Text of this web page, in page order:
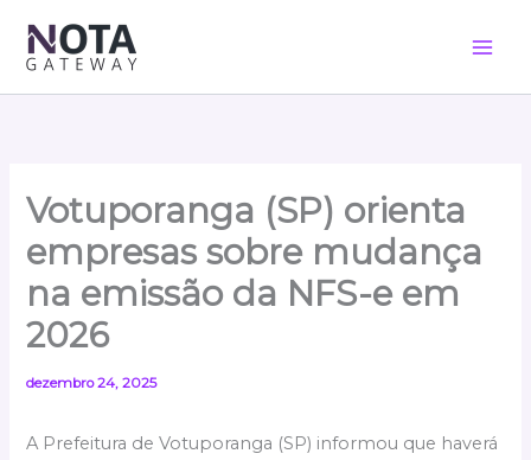
para
conteúdo
Votuporanga (SP) orienta
empresas sobre mudança
na emissão da NFS-e em
2026
dezembro 24, 2025
A Prefeitura de Votuporanga (SP) informou que haverá